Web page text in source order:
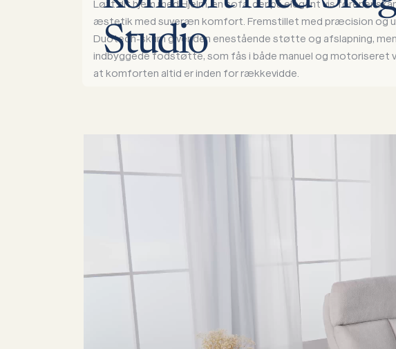
Studio
Løft dit hjem med Hjelm, en sofa, der på elegant vis forener
æstetik med suveræn komfort. Fremstillet med præcision og
Duotech-skum giver den enestående støtte og afslapning,
indbyggede fodstøtte, som fås i både manuel og motoriseret
at komforten altid er inden for rækkevidde.